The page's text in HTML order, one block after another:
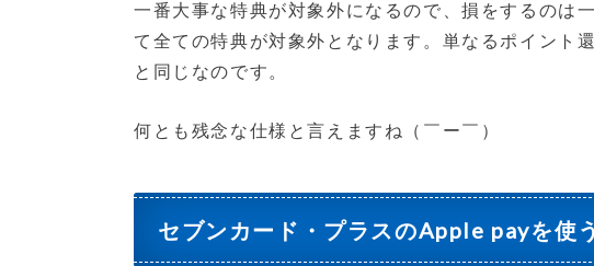
一番大事な特典が対象外になるので、損をするのは
て全ての特典が対象外となります。単なるポイント
と同じなのです。
何とも残念な仕様と言えますね（￣ー￣）
セブンカード・プラスのApple payを使